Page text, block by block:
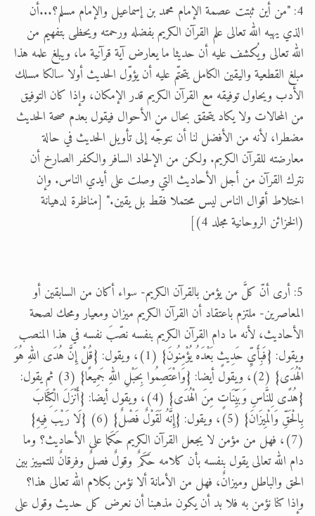
4: "من أين ثبتت عصمة الإمام محمد بن إسماعيل والإمام مسلم؟...أن
الذي يهبه الله تعالى علم القرآن الكريم بفضله ورحمته ويحظى بتفهيم من
الله تعالى ويُكشف عليه أن حديثا ما يعارض آية قرآنية ما، ويبلغ علمه هذا
مبلغ القطعية واليقين الكامل يتحتّم عليه أن يؤوّل الحديث أولا سالكا مسلك
الأدب ويحاول توفيقه مع القرآن الكريم قدر الإمكان، وإذا كان التوفيق
من المحالات ولا يكاد يتحقق بحال من الأحوال فيقول بعدم صحة الحديث
مضطرا، لأنه من الأفضل لنا أن نتوجّه إلى تأويل الحديث في حالة
معارضته للقرآن الكريم. ولكن من الإلحاد السافر والكفر الصارخ أن
نترك القرآن من أجل الأحاديث التي وصلت على أيدي الناس. وإن
اختلاط أقوال الناس ليس محتملا فقط بل يقين." [مناظرة لدهيانة
(الخزائن الروحانية مجلد 4)]
5: أرى أنّ كلَّ من يؤمن بالقرآن الكريم- سواء أكان من السابقين أو
المعاصرين- ملتزم باعتقاد أن القرآن الكريم ميزان ومعيار ومحك لصحة
الأحاديث، لأنه ما دام القرآن الكريم بنفسه نصّبَ نفسه في هذا المنصب
ويقول: {فَبِأَيِّ حَدِيثٍ بَعْدَهُ يُؤْمِنُونَ} (1)، ويقول: {قُلْ إِنَّ هُدَى اللهِ هُوَ
الْهُدَى} (2)، ويقول أيضا: {وَاعْتَصِمُوا بِحَبْلِ اللهِ جَمِيعًا} (3) ثم يقول:
{هُدًى لِلنَّاسِ وَبَيِّنَاتٍ مِنَ الْهُدَى} (4)، ويقول أيضا: {أَنْزَلَ الْكِتَابَ
بِالْحَقِّ وَالْمِيزَانَ} (5)، ويقول: {إِنَّهُ لَقَوْلٌ فَصْلٌ} (6) {لَا رَيْبَ فِيهِ}
(7)، فهل من مؤمن لا يجعل القرآن الكريم حَكَما على الأحاديث؟ وما
دام الله تعالى يقول بنفسه بأن كلامه حَكَمٌ وقولٌ فصلٌ وفرقانٌ للتمييز بين
الحق والباطل وميزانٌ، فهل من الأمانة ألا نؤمن بكلام الله تعالى هذا؟
وإذا كنا نؤمن به فلا بد أن يكون مذهبنا أن نعرض كل حديث وقول على